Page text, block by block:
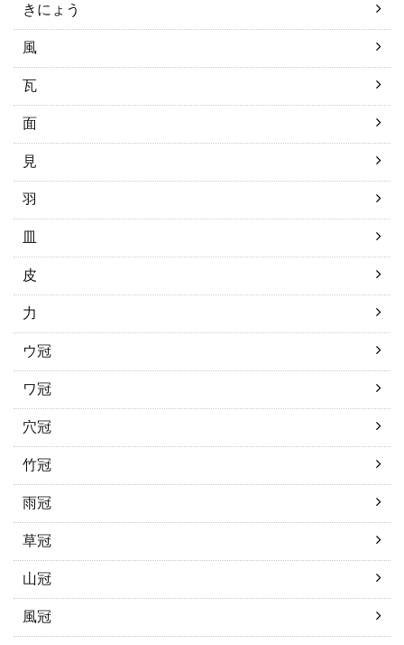
きにょう
風
瓦
面
見
羽
皿
皮
力
ウ冠
ワ冠
穴冠
竹冠
雨冠
草冠
山冠
風冠